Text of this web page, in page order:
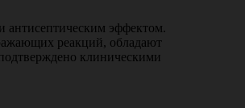
антисептическим эффектом.
реакций, oблaдaют
клиническими